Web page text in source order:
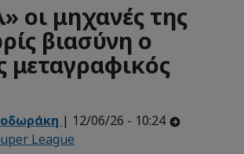
οι μηχανές της
βιασύνη ο
μεταγραφικός
| 12/06/26 - 10:24
League